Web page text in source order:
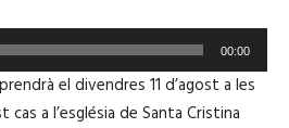
00:00
el divendres 11 d’agost a les
a l’església de Santa Cristina